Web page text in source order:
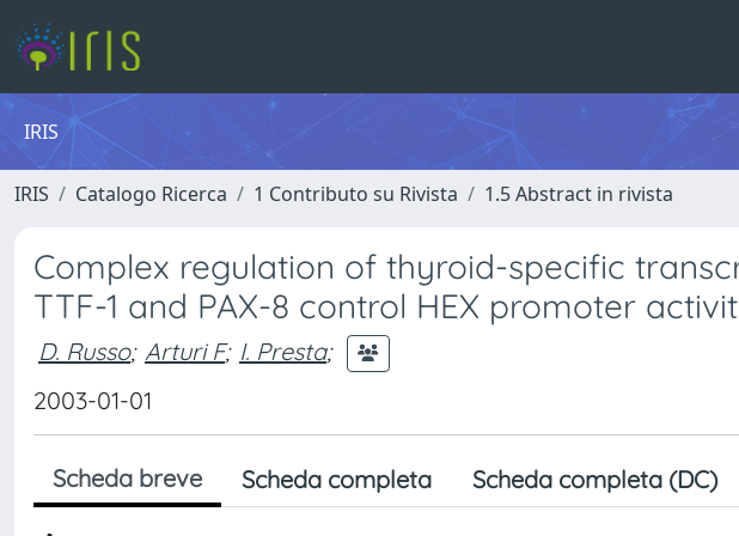
IRIS
IRIS Catalogo Ricerca 1 Contributo su Rivista 1.5 Abstract in rivista
Complex regulation of thyroid-specific
TTF-1 and PAX-8 control HEX promoter
D. Russo; Arturi F; I. Presta;
2003-01-01
Scheda breve Scheda completa Scheda completa (DC)